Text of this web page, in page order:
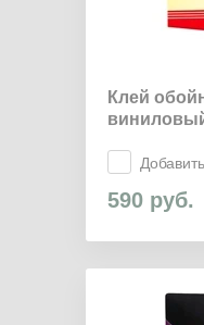
Клей
590 руб.